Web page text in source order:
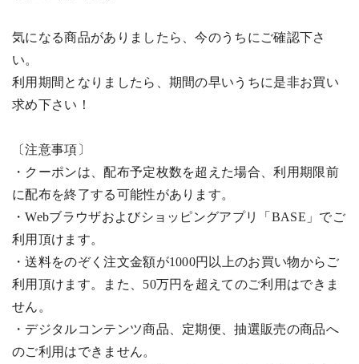
気になる商品がありましたら、今のうちにご確認下さ
い。
利用期間となりましたら、期間の早いうちに是非お買い
求め下さい！
〔注意事項〕
・クーポンは、配布予定枚数を超えた場合、利用期限前
に配布を終了する可能性があります。
・Webブラウザおよびショッピングアプリ「 BASE 」でご
利用頂けます。
・送料をのぞく注文金額が1000円以上のお買い物からご
利用頂けます。また、 50万円を超えてのご利用はできま
せん。
・デジタルコンテンツ商品、定期便、抽選販売の商品へ
のご利用はできません。